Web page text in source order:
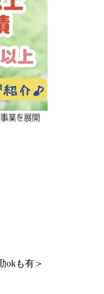
okも有＞